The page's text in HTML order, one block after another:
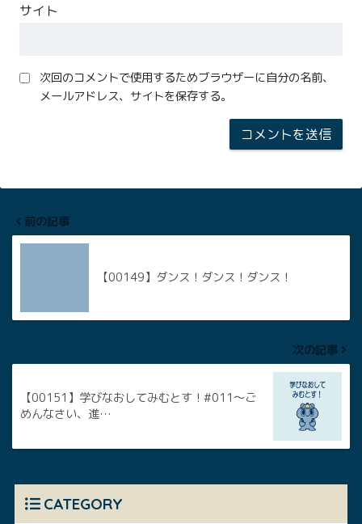
サイト
次回のコメントで使用するためブラウザーに自分の名前、
メールアドレス、サイトを保存する。
前の記事
【00149】ダンス！ダンス！ダンス！
次の記事
【00151】学びなおしてみむとす！#011〜ご
めんなさい、進…
CATEGORY